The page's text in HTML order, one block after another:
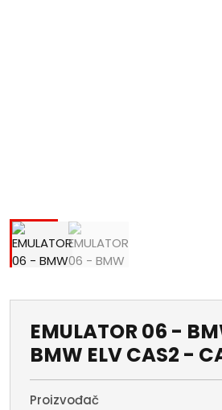
EMULATOR 06 -
BMW ELV CAS2 -
Proizvođač